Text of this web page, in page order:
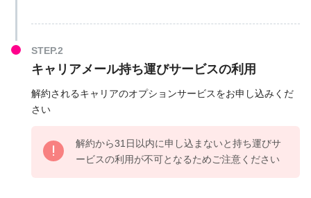
キャリアメール持ち運びサービスの利用
解約されるキャリアのオプションサービスをお申し込みくだ
さい
解約から31日以内に申し込まないと持ち運びサ
ービスの利用が不可となるためご注意ください